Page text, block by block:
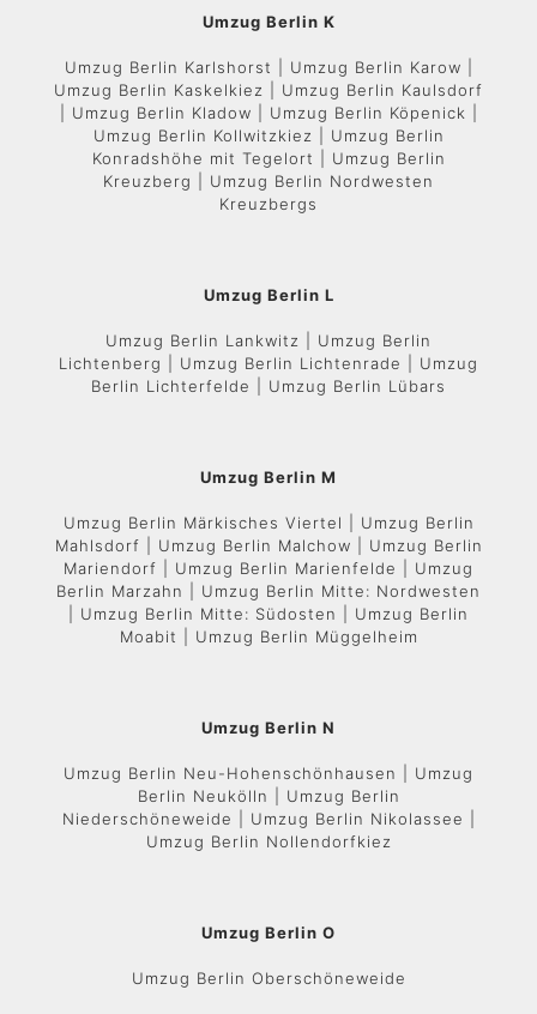
Umzug Berlin K
Umzug Berlin Karlshorst | Umzug Berlin Karow |
Umzug Berlin Kaskelkiez | Umzug Berlin Kaulsdorf
| Umzug Berlin Kladow | Umzug Berlin Köpenick |
Umzug Berlin Kollwitzkiez | Umzug Berlin
Konradshöhe mit Tegelort | Umzug Berlin
Kreuzberg | Umzug Berlin Nordwesten
Kreuzbergs
Umzug Berlin L
Umzug Berlin Lankwitz | Umzug Berlin
Lichtenberg | Umzug Berlin Lichtenrade | Umzug
Berlin Lichterfelde | Umzug Berlin Lübars
Umzug Berlin M
Umzug Berlin Märkisches Viertel | Umzug Berlin
Mahlsdorf | Umzug Berlin Malchow | Umzug Berlin
Mariendorf | Umzug Berlin Marienfelde | Umzug
Berlin Marzahn | Umzug Berlin Mitte: Nordwesten
| Umzug Berlin Mitte: Südosten | Umzug Berlin
Moabit | Umzug Berlin Müggelheim
Umzug Berlin N
Umzug Berlin Neu-Hohenschönhausen | Umzug
Berlin Neukölln | Umzug Berlin
Niederschöneweide | Umzug Berlin Nikolassee |
Umzug Berlin Nollendorfkiez
Umzug Berlin O
Umzug Berlin Oberschöneweide